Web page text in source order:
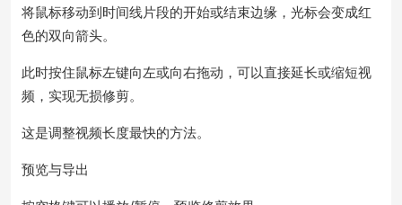
将鼠标移动到时间线片段的开始或结束边缘，光标会变成红
色的双向箭头。
此时按住鼠标左键向左或向右拖动，可以直接延长或缩短视
频，实现无损修剪。
这是调整视频长度最快的方法。
预览与导出